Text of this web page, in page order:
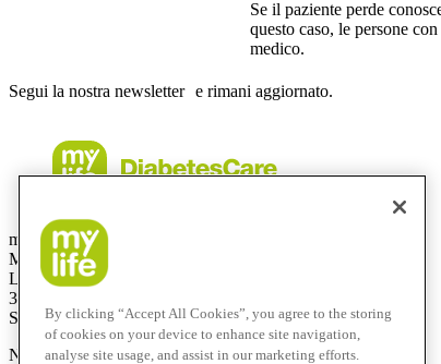
Se il paziente perde
questo caso, le persone
medico.
Segui la nostra newsletter e rimani aggiornato.
mylife Diabetes Care AG
Mercato svizzero
Lyssachstrasse 40
3400 Burgdorf
Svizzera
Numero verde:0800 44 11 44
By clicking “Accept All Cookies”, you agree to the storing
of cookies on your device to enhance site navigation,
analyse site usage, and assist in our marketing efforts.